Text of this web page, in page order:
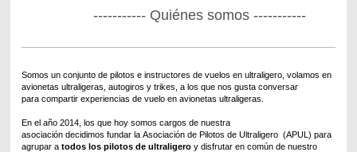
----------- Quiénes somos -----------
Somos un conjunto de pilotos e instructores de vuelos en ultraligero, volamos en
avionetas ultraligeras, autogiros y trikes, a los que nos gusta conversar
para compartir experiencias de vuelo en avionetas ultraligeras.
En el año 2014, los que hoy somos cargos de nuestra
asociación decidimos fundar la Asociación de Pilotos de Ultraligero (APUL) para
agrupar a todos los pilotos de ultraligeroy disfrutar en común de nuestro